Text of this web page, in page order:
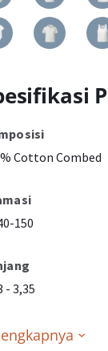
Cotton Combed
150
- 3,35